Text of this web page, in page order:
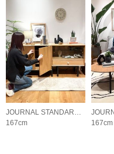
JOURNAL STANDARD FURNITURE
167cm
167cm